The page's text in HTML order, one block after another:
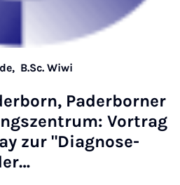
B.Sc. Wiwi
Pa­der­bor­ner
Vor­trag
zur "Dia­gno­se­